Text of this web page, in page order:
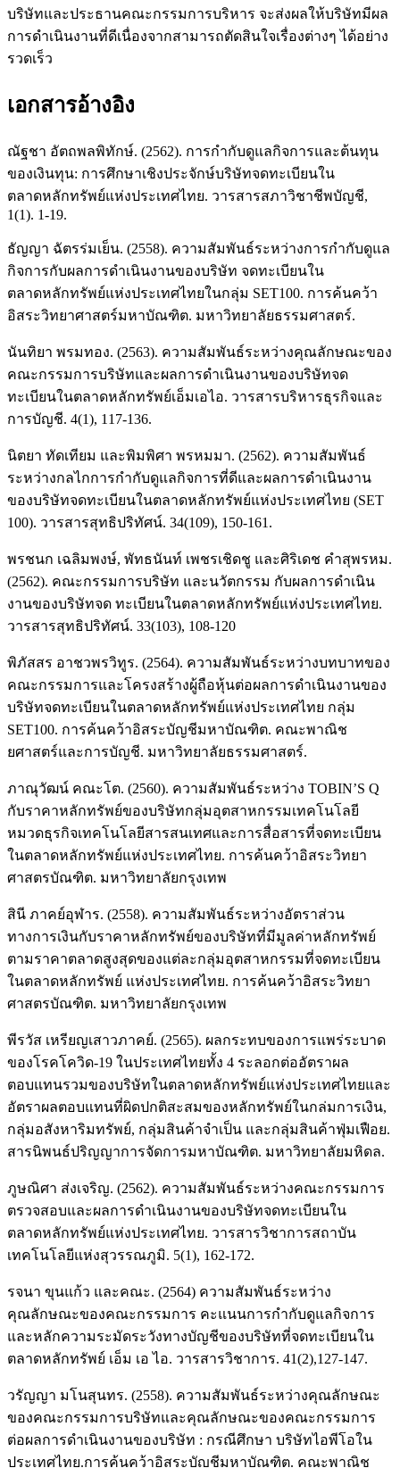
บริษัทและประธานคณะกรรมการบริหาร จะส่งผลให้บริษัทมีผล
การดำเนินงานที่ดีเนื่องจากสามารถตัดสินใจเรื่องต่างๆ ได้อย่าง
รวดเร็ว
เอกสารอ้างอิง
ณัฐชา อัตถพลพิทักษ์. (2562). การกำกับดูแลกิจการและต้นทุน
ของเงินทุน: การศึกษาเชิงประจักษ์บริษัทจดทะเบียนใน
ตลาดหลักทรัพย์แห่งประเทศไทย. วารสารสภาวิชาชีพบัญชี,
1(1). 1-19.
ธัญญา ฉัตรร่มเย็น. (2558). ความสัมพันธ์ระหว่างการกำกับดูแล
กิจการกับผลการดำเนินงานของบริษัท จดทะเบียนใน
ตลาดหลักทรัพย์แห่งประเทศไทยในกลุ่ม SET100. การค้นคว้า
อิสระวิทยาศาสตร์มหาบัณฑิต. มหาวิทยาลัยธรรมศาสตร์.
นันทิยา พรมทอง. (2563). ความสัมพันธ์ระหว่างคุณลักษณะของ
คณะกรรมการบริษัทและผลการดำเนินงานของบริษัทจด
ทะเบียนในตลาดหลักทรัพย์เอ็มเอไอ. วารสารบริหารธุรกิจและ
การบัญชี. 4(1), 117-136.
นิตยา ทัดเทียม และพิมพิศา พรหมมา. (2562). ความสัมพันธ์
ระหว่างกลไกการกำกับดูแลกิจการที่ดีและผลการดำเนินงาน
ของบริษัทจดทะเบียนในตลาดหลักทรัพย์แห่งประเทศไทย (SET
100). วารสารสุทธิปริทัศน์. 34(109), 150-161.
พรชนก เฉลิมพงษ์, พัทธนันท์ เพชรเชิดชู และศิริเดช คำสุพรหม.
(2562). คณะกรรมการบริษัท และนวัตกรรม กับผลการดำเนิน
งานของบริษัทจด ทะเบียนในตลาดหลักทรัพย์แห่งประเทศไทย.
วารสารสุทธิปริทัศน์. 33(103), 108-120
พิภัสสร อาชวพรวิทูร. (2564). ความสัมพันธ์ระหว่างบทบาทของ
คณะกรรมการและโครงสร้างผู้ถือหุ้นต่อผลการดำเนินงานของ
บริษัทจดทะเบียนในตลาดหลักทรัพย์แห่งประเทศไทย กลุ่ม
SET100. การค้นคว้าอิสระบัญชีมหาบัณฑิต. คณะพาณิช
ยศาสตร์และการบัญชี. มหาวิทยาลัยธรรมศาสตร์.
ภาณุวัฒน์ คณะโต. (2560). ความสัมพันธ์ระหว่าง TOBIN’S Q
กับราคาหลักทรัพย์ของบริษัทกลุ่มอุตสาหกรรมเทคโนโลยี
หมวดธุรกิจเทคโนโลยีสารสนเทศและการสื่อสารที่จดทะเบียน
ในตลาดหลักทรัพย์แห่งประเทศไทย. การค้นคว้าอิสระวิทยา
ศาสตรบัณฑิต. มหาวิทยาลัยกรุงเทพ
สินี ภาคย์อุฬาร. (2558). ความสัมพันธ์ระหว่างอัตราส่วน
ทางการเงินกับราคาหลักทรัพย์ของบริษัทที่มีมูลค่าหลักทรัพย์
ตามราคาตลาดสูงสุดของแต่ละกลุ่มอุตสาหกรรมที่จดทะเบียน
ในตลาดหลักทรัพย์ แห่งประเทศไทย. การค้นคว้าอิสระวิทยา
ศาสตรบัณฑิต. มหาวิทยาลัยกรุงเทพ
พีรวัส เหรียญเสาวภาคย์. (2565). ผลกระทบของการแพร่ระบาด
ของโรคโควิด-19 ในประเทศไทยทั้ง 4 ระลอกต่ออัตราผล
ตอบแทนรวมของบริษัทในตลาดหลักทรัพย์แห่งประเทศไทยและ
อัตราผลตอบแทนที่ผิดปกติสะสมของหลักทรัพย์ในกล่มการเงิน,
กลุ่มอสังหาริมทรัพย์, กลุ่มสินค้าจําเป็น และกลุ่มสินค้าฟุ่มเฟือย.
สารนิพนธ์ปริญญาการจัดการมหาบัณฑิต. มหาวิทยาลัยมหิดล.
ภูษณิศา ส่งเจริญ. (2562). ความสัมพันธ์ระหว่างคณะกรรมการ
ตรวจสอบและผลการดำเนินงานของบริษัทจดทะเบียนใน
ตลาดหลักทรัพย์แห่งประเทศไทย. วารสารวิชาการสถาบัน
เทคโนโลยีแห่งสุวรรณภูมิ. 5(1), 162-172.
รจนา ขุนแก้ว และคณะ. (2564) ความสัมพันธ์ระหว่าง
คุณลักษณะของคณะกรรมการ คะแนนการกำกับดูแลกิจการ
และหลักความระมัดระวังทางบัญชีของบริษัทที่จดทะเบียนใน
ตลาดหลักทรัพย์ เอ็ม เอ ไอ. วารสารวิชาการ. 41(2),127-147.
วรัญญา มโนสุนทร. (2558). ความสัมพันธ์ระหว่างคุณลักษณะ
ของคณะกรรมการบริษัทและคุณลักษณะของคณะกรรมการ
ต่อผลการดำเนินงานของบริษัท : กรณีศึกษา บริษัทไอพีโอใน
ประเทศไทย.การค้นคว้าอิสระบัญชีมหาบัณฑิต. คณะพาณิช